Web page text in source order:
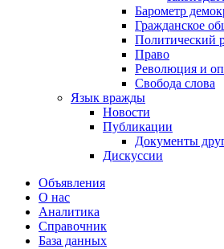
Барометр
Гражданское
Политический
Право
Революция и
Свобода слова
Язык вражды
Новости
Публикации
Документы
Дискуссии
Объявления
О нас
Аналитика
Справочник
База данных